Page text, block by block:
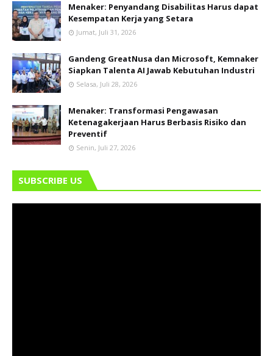
Menaker: Penyandang Disabilitas Harus dapat
Kesempatan Kerja yang Setara
Jumat, Juli 31, 2026
Gandeng GreatNusa dan Microsoft, Kemnaker
Siapkan Talenta AI Jawab Kebutuhan Industri
Selasa, Juli 28, 2026
Menaker: Transformasi Pengawasan
Ketenagakerjaan Harus Berbasis Risiko dan
Preventif
Senin, Juli 27, 2026
SUBSCRIBE US